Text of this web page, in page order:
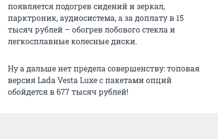
появляется подогрев сидений и зеркал,
парктроник, аудиосистема, а за доплату в 15
тысяч рублей – обогрев лобового стекла и
легкосплавные колесные диски.
Ну а дальше нет предела совершенству: топовая
версия Lada Vesta Luxe с пакетами опций
обойдется в 677 тысяч рублей!